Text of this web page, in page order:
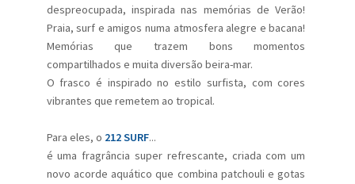
despreocupada, inspirada nas memórias de Verão!
Praia, surf e amigos numa atmosfera alegre e bacana!
Memórias que trazem bons momentos
compartilhados e muita diversão beira-mar.
O frasco é inspirado no estilo surfista, com cores
vibrantes que remetem ao tropical.
Para eles, o 212 SURF...
é uma fragrância super refrescante, criada com um
novo acorde aquático que combina patchouli e gotas